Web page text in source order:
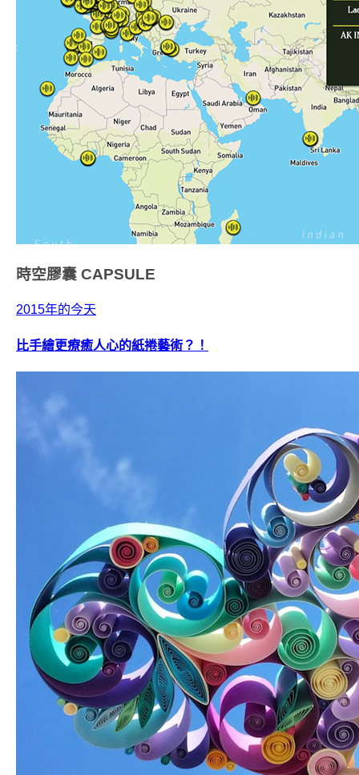
時空膠囊 CAPSULE
2015年的今天
比手繪更療癒人心的紙捲藝術？！